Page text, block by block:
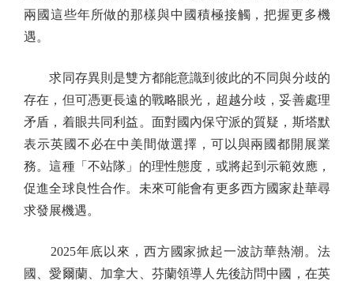
兩國這些年所做的那樣與中國積極接觸，把握更多機
遇。
求同存異則是雙方都能意識到彼此的不同與分歧的
存在，但可憑更長遠的戰略眼光，超越分歧，妥善處理
矛盾，着眼共同利益。面對國內保守派的質疑，斯塔默
表示英國不必在中美間做選擇，可以與兩國都開展業
務。這種「不站隊」的理性態度，或將起到示範效應，
促進全球良性合作。未來可能會有更多西方國家赴華尋
求發展機遇。
2025年底以來，西方國家掀起一波訪華熱潮。法
國、愛爾蘭、加拿大、芬蘭領導人先後訪問中國，在英